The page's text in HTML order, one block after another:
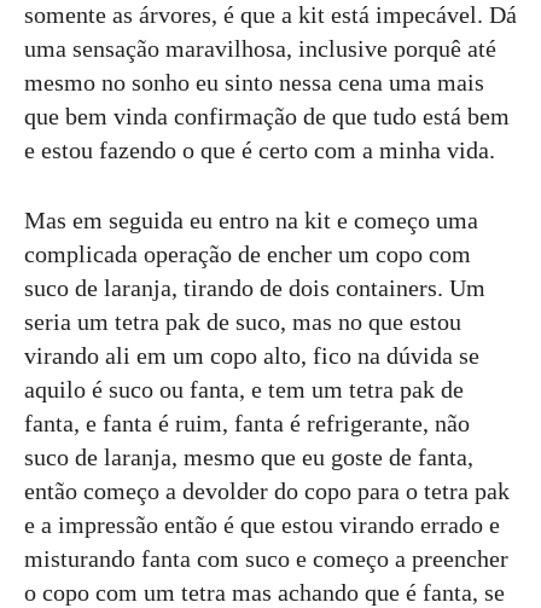
somente as árvores, é que a kit está impecável. Dá
uma sensação maravilhosa, inclusive porquê até
mesmo no sonho eu sinto nessa cena uma mais
que bem vinda confirmação de que tudo está bem
e estou fazendo o que é certo com a minha vida.
Mas em seguida eu entro na kit e começo uma
complicada operação de encher um copo com
suco de laranja, tirando de dois containers. Um
seria um tetra pak de suco, mas no que estou
virando ali em um copo alto, fico na dúvida se
aquilo é suco ou fanta, e tem um tetra pak de
fanta, e fanta é ruim, fanta é refrigerante, não
suco de laranja, mesmo que eu goste de fanta,
então começo a devolder do copo para o tetra pak
e a impressão então é que estou virando errado e
misturando fanta com suco e começo a preencher
o copo com um tetra mas achando que é fanta, se